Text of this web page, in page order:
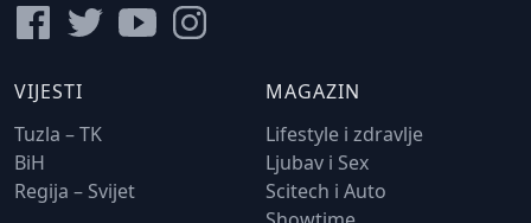
VIJESTI
Tuzla – TK
BiH
Regija – Svijet
MAGAZIN
Lifestyle i zdravlje
Ljubav i Sex
Scitech i Auto